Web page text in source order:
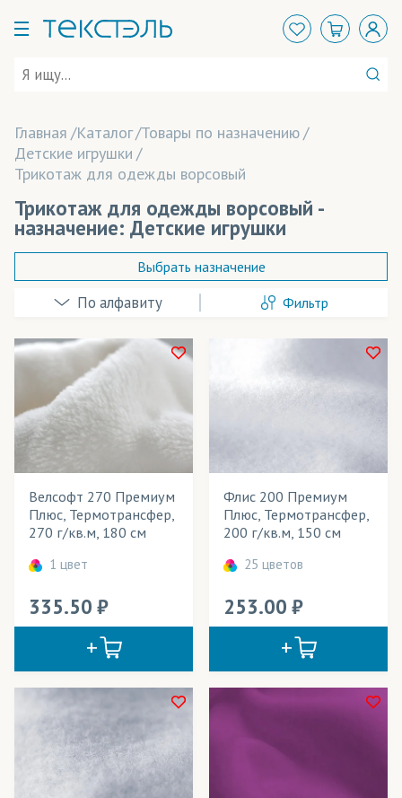
Главная Каталог Товары по назначению
Детские игрушки
Трикотаж для одежды ворсовый
Трикотаж для одежды ворсовый -
назначение: Детские игрушки
Банданы-труба
Брюки
Велошорты
Гимнастическая форма
Декорации
Детская одежда
Детские игрушки
Игрушки антистресс
Олимпийки
Платья
Выбрать назначение
Фильтр
В наличии
Да
Весь товар
Розничная цена
Ширина рулона
Технология печати
Применение в изделиях
Тип товара
Cостав ткани
Цвет
Велсофт 270 Премиум
Плюс, Термотрансфер,
270 г/кв.м, 180 см
1 цвет
335.50
Флис 200 Премиум
Плюс, Термотрансфер,
200 г/кв.м, 150 см
25 цветов
253.00